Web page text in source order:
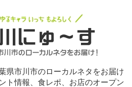
県市川市のローカルネタをお届け
ト情報、食レポ、お店のオープン